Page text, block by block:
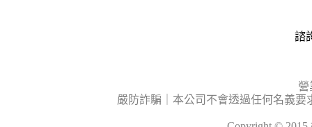
諮
營
嚴防詐騙｜本公司不會透過任何名義